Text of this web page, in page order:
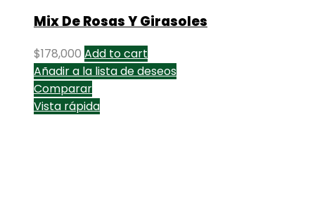
Mix De Rosas Y Girasoles
$178,000 Add to cart
Añadir a la lista de deseos
Comparar
Vista rápida